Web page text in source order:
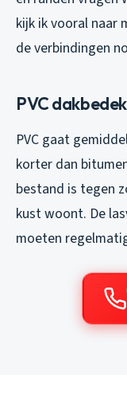
kijk ik vooral naar
de verbindingen
PVC
PVC gaat
korter dan
bestand is tegen
kust woont. De
moeten